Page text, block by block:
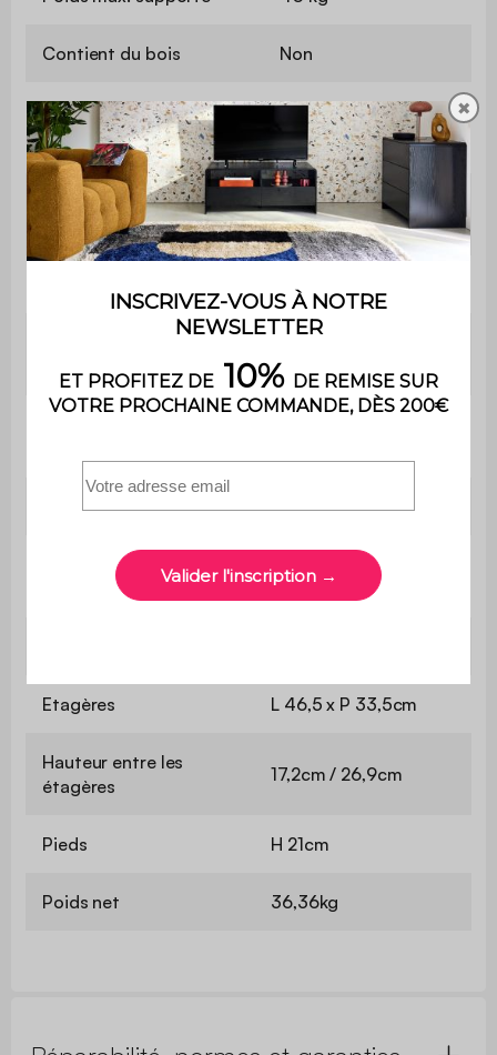
Contient du bois Non
Garantie 2 ans
Usage
Usage domestique
uniquement
Intérieur
Nombre d'espaces de
Buffet L 140 x P 39 x H 79cm
Epaisseur des
panneaux
1,5cm
Etagères L 46,5 x P 33,5cm
Hauteur entre les
étagères
17,2cm / 26,9cm
Pieds H 21cm
Poids net 36,36kg
✖